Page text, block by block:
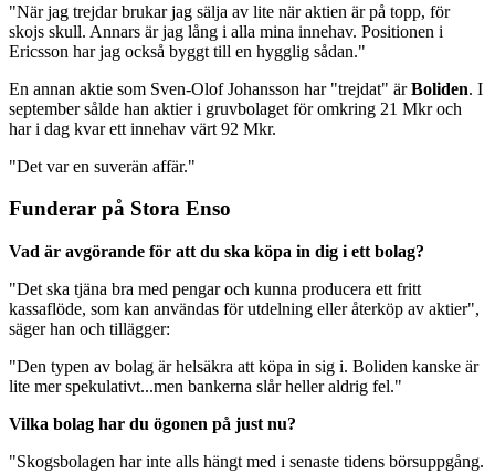
"När jag trejdar brukar jag sälja av lite när aktien är på topp, för
skojs skull. Annars är jag lång i alla mina innehav. Positionen i
Ericsson har jag också byggt till en hygglig sådan."
En annan aktie som Sven-Olof Johansson har "trejdat" ärBoliden. I
september sålde han aktier i gruvbolaget för omkring 21 Mkr och
har i dag kvar ett innehav värt 92 Mkr.
"Det var en suverän affär."
Funderar på Stora Enso
Vad är avgörande för att du ska köpa in dig i ett bolag?
"Det ska tjäna bra med pengar och kunna producera ett fritt
kassaflöde, som kan användas för utdelning eller återköp av aktier",
säger han och tillägger:
"Den typen av bolag är helsäkra att köpa in sig i. Boliden kanske är
lite mer spekulativt...men bankerna slår heller aldrig fel."
Vilka bolag har du ögonen på just nu?
"Skogsbolagen har inte alls hängt med i senaste tidens börsuppgång.